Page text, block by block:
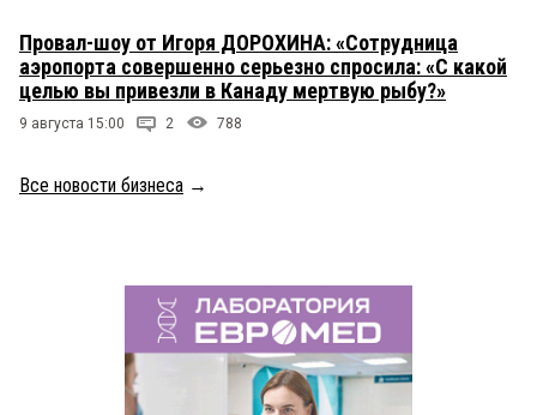
Провал-шоу от Игоря ДОРОХИНА: «Сотрудница
аэропорта совершенно серьезно спросила: «С какой
целью вы привезли в Канаду мертвую рыбу?»
9 августа 15:00 2 788
Все новости бизнеса →